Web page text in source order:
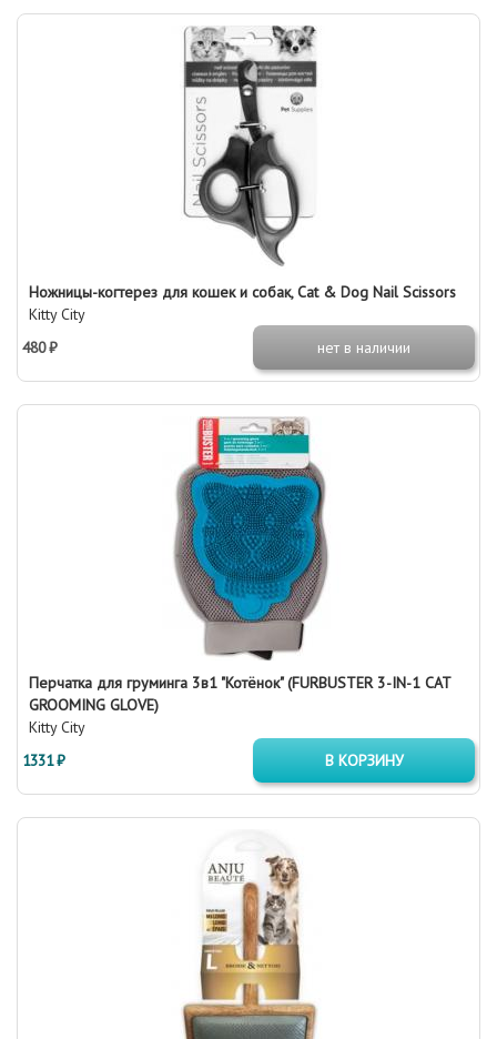
Ножницы-когтерез для кошек и собак, Cat & Dog Nail Scissors
Kitty City
480 ₽
нет в наличии
Перчатка для груминга 3в1 "Котёнок" (FURBUSTER 3-IN-1 CAT
GROOMING GLOVE)
Kitty City
1331 ₽
В КОРЗИНУ